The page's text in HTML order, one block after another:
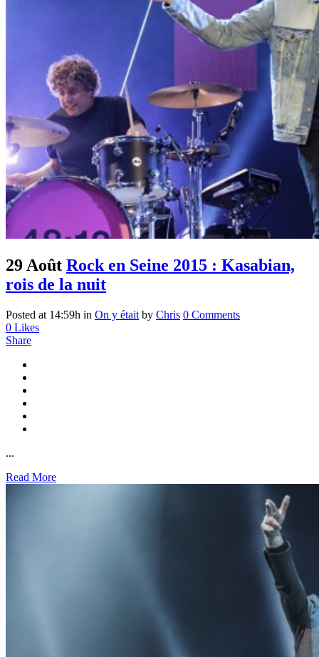
29 Août Rock en Seine 2015 : Kasabian,
rois de la nuit
Posted at 14:59h in On y était by Chris 0 Comments
0 Likes
Share
...
Read More